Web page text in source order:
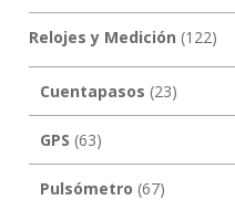
Relojes y Medición (122)
Cuentapasos (23)
GPS (63)
Pulsómetro (67)